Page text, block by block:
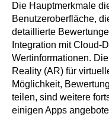
Die Hauptmerkmale
Benutzeroberfläche,
detaillierte
Integration mit Cloud-
Wertinformationen.
Reality (AR) für
Möglichkeit,
teilen, sind weitere
einigen Apps